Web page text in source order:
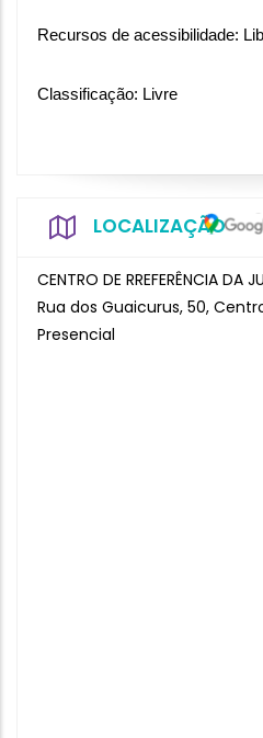
Recursos de acessibilidade:
Classificação: Livre
LOCALIZAÇÃO
CENTRO DE RREFERÊNCIA DA
Rua dos Guaicurus, 50,
Presencial